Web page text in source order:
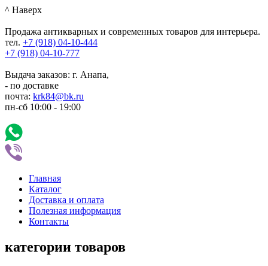
^ Наверх
Продажа антикварных и современных товаров для интерьера.
тел. +7 (918) 04-10-444
+7 (918) 04-10-777
Выдача заказов: г. Анапа,
- по доставке
почта: krk84@bk.ru
пн-сб 10:00 - 19:00
Главная
Каталог
Доставка и оплата
Полезная информация
Контакты
категории товаров